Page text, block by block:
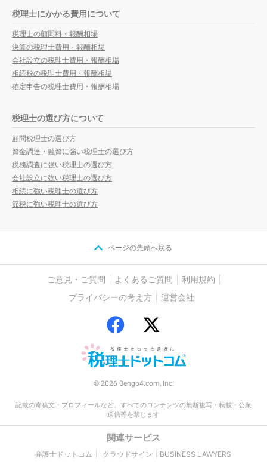
税理士にかかる費用について
税理士の顧問料・報酬相場
決算の税理士費用・報酬相場
会社設立の税理士費用・報酬相場
相続税の税理士費用・報酬相場
確定申告の税理士費用・報酬相場
税理士の選び方について
顧問税理士の選び方
資金調達・融資に強い税理士の選び方
税務調査に強い税理士の選び方
会社設立に強い税理士の選び方
相続に強い税理士の選び方
節税に強い税理士の選び方
ページの先頭へ戻る
ご意見・ご質問 よくあるご質問
利用規約
プライバシーの考え方
運営会社
© 2026 Bengo4.com, Inc.
記載の寄稿文・プロフィールなど、すべてのコンテンツの無断複写・転載・公衆
送信等を禁じます
関連サービス
弁護士ドットコム クラウドサイン BUSINESS LAWYERS